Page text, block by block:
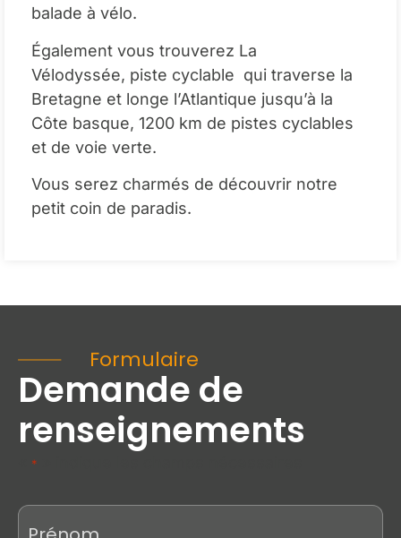
balade à vélo.
Également vous trouverez La
Vélodyssée, piste cyclable qui traverse la
Bretagne et longe l’Atlantique jusqu’à la
Côte basque, 1200 km de pistes cyclables
et de voie verte.
Vous serez charmés de découvrir notre
petit coin de paradis.
Formulaire
Demande de
renseignements
*